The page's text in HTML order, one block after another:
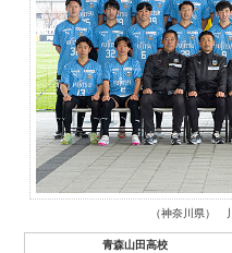
（神奈川県）
青森山田高校